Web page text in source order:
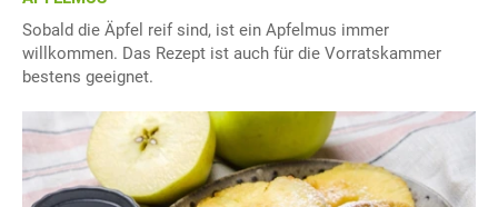
Sobald die Äpfel reif sind, ist ein Apfelmus immer
willkommen. Das Rezept ist auch für die Vorratskammer
bestens geeignet.